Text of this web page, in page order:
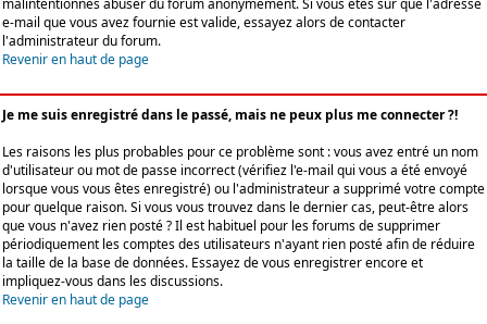
e-mail que vous avez fournie est valide, essayez alors de contacter
l'administrateur du forum.
Revenir en haut de page
Je me suis enregistré dans le passé, mais ne peux plus me connecter ?!
Les raisons les plus probables pour ce problème sont : vous avez entré un nom
d'utilisateur ou mot de passe incorrect (vérifiez l'e-mail qui vous a été envoyé
lorsque vous vous êtes enregistré) ou l'administrateur a supprimé votre compte
pour quelque raison. Si vous vous trouvez dans le dernier cas, peut-être alors
que vous n'avez rien posté ? Il est habituel pour les forums de supprimer
périodiquement les comptes des utilisateurs n'ayant rien posté afin de réduire
la taille de la base de données. Essayez de vous enregistrer encore et
impliquez-vous dans les discussions.
Revenir en haut de page